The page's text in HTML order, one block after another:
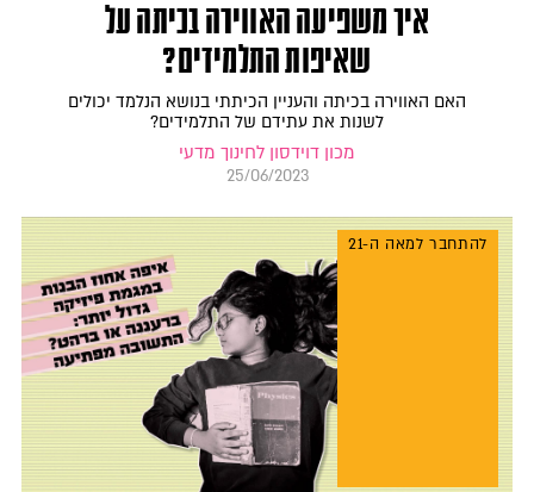
איך משפיעה האווירה בכיתה על
שאיפות התלמידים?
האם האווירה בכיתה והעניין הכיתתי בנושא הנלמד יכולים
לשנות את עתידם של התלמידים?
מכון דוידסון לחינוך מדעי
25/06/2023
להתחבר למאה ה-21